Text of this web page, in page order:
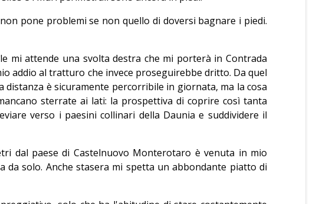
pone problemi se non quello di doversi bagnare i piedi.
mi attende una svolta destra che mi porterà in Contrada
addio al tratturo che invece proseguirebbe dritto. Da quel
è sicuramente percorribile in giornata, ma la cosa
sterrate ai lati: la prospettiva di coprire così tanta
verso i paesini collinari della Daunia e suddividere il
dal paese di Castelnuovo Monterotaro è venuta in mio
solo. Anche stasera mi spetta un abbondante piatto di